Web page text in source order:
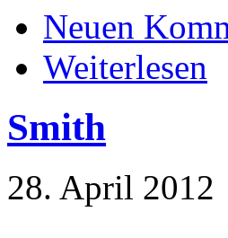
Neuen
Weiterlesen
Smith
28. April 2012